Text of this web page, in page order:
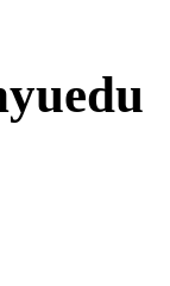
yuedu